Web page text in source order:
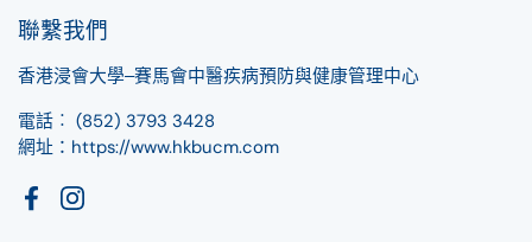
聯繫我們
香港浸會大學‒賽馬會中醫疾病預防與健康管理中心
電話︰ (852) 3793 3428
網址：https://www.hkbucm.com
FacebookInstagram